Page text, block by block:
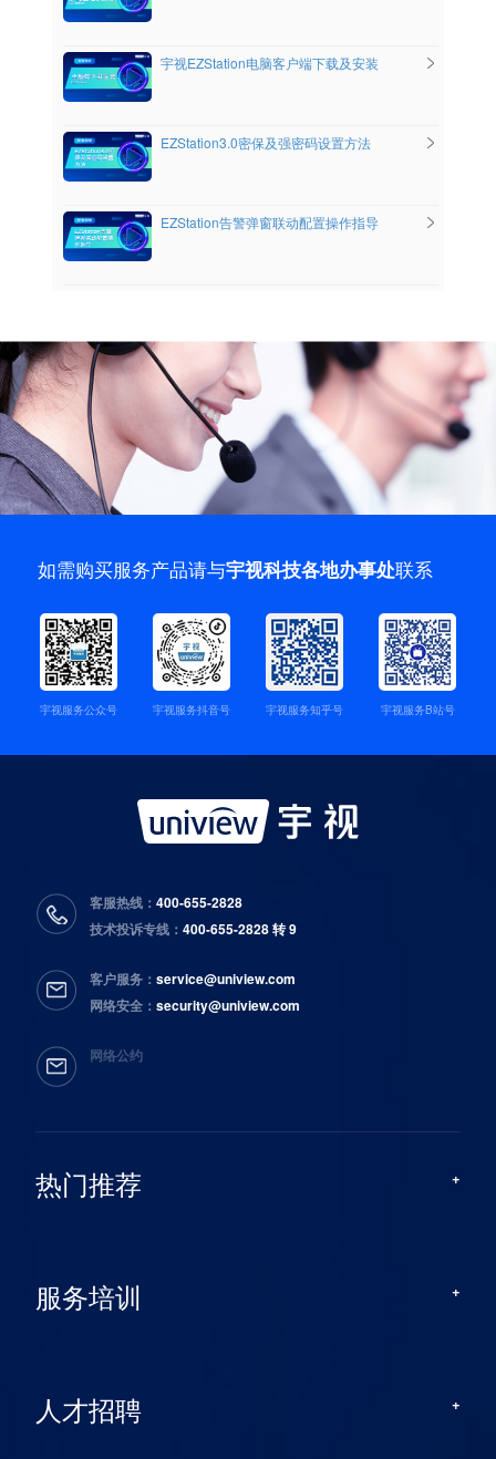
宇视EZStation电脑客户端下载及安装
EZStation3.0密保及强密码设置方法
EZStation告警弹窗联动配置操作指导
如需购买服务产品请与宇视科技各地办事处联系
宇视服务公众号 宇视服务抖音号 宇视服务知乎号 宇视服务B站号
热门推荐
服务培训
人才招聘
客服热线：400-655-2828
技术投诉专线：400-655-2828 转 9
客户服务：service@uniview.com
网络安全：security@uniview.com
网络公约